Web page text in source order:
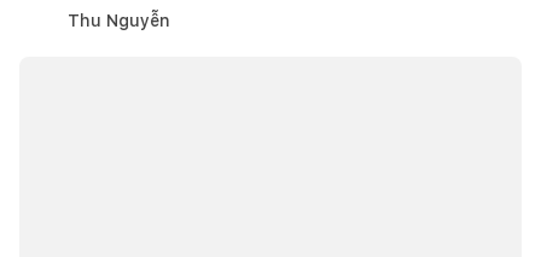
Thu Nguyễn